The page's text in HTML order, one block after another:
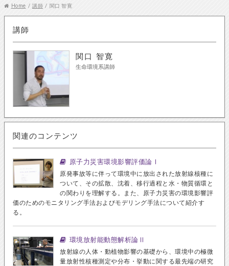
Home / 講師 / 関口 智寛
講師
関口 智寛
生命環境系講師
関連のコンテンツ
原子力災害環境影響評価論Ⅰ
原発事故等に伴って環境中に放出された放射線核種に
ついて、その拡散、沈着、移行過程と水・物質循環と
の関わりを理解する。また、原子力災害の環境影響評
価のためのモニタリング手法およびモデリング手法について紹介す
る。
環境放射能動態解析論Ⅱ
放射線の人体・動植物影響の基礎から、環境中の極微
量放射性核種測定や分布・挙動に関する最先端の研究